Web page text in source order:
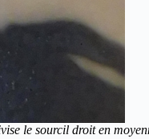
le sourcil droit en